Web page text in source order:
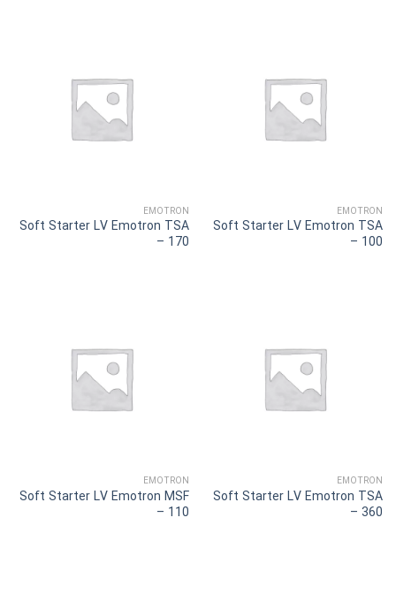
EMOTRON
Soft Starter LV Emotron TSA
– 100
EMOTRON
Soft Starter LV Emotron TSA
– 170
EMOTRON
Soft Starter LV Emotron TSA
– 360
EMOTRON
Soft Starter LV Emotron MSF
– 110